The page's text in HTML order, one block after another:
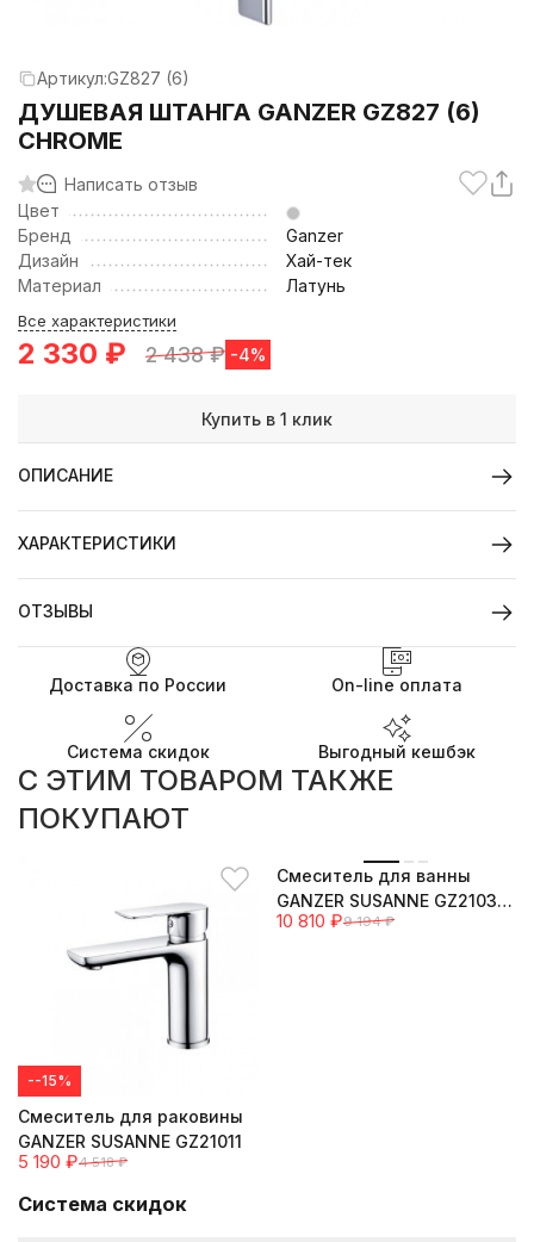
Артикул:GZ827 (6)
ДУШЕВАЯ ШТАНГА GANZER GZ827 (6)
CHROME
Написать отзыв
Цвет
Бренд
Ganzer
Дизайн
Хай-тек
Материал
Латунь
Все характеристики
2 330 ₽ 2 438₽ -4%
Купить в 1 клик
ОПИСАНИЕ
ХАРАКТЕРИСТИКИ
ОТЗЫВЫ
Доставка по России On-line оплата
Система скидок Выгодный кешбэк
C ЭТИМ ТОВАРОМ ТАКЖЕ
ПОКУПАЮТ
--15%
Cмеситель для раковины
GANZER SUSANNE GZ21011
5 190 ₽4 518 ₽
Cмеситель для ванны
GANZER SUSANNE GZ21031
CHROME
10 810 ₽9 194 ₽
Система скидок